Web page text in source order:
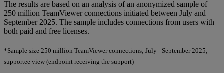
The results are based on an analysis of an anonymized sample of
250 million TeamViewer connections initiated between July and
September 2025. The sample includes connections from users with
both paid and free licenses.
*Sample size 250 million TeamViewer connections; July - September 2025;
supportee view (endpoint receiving the support)